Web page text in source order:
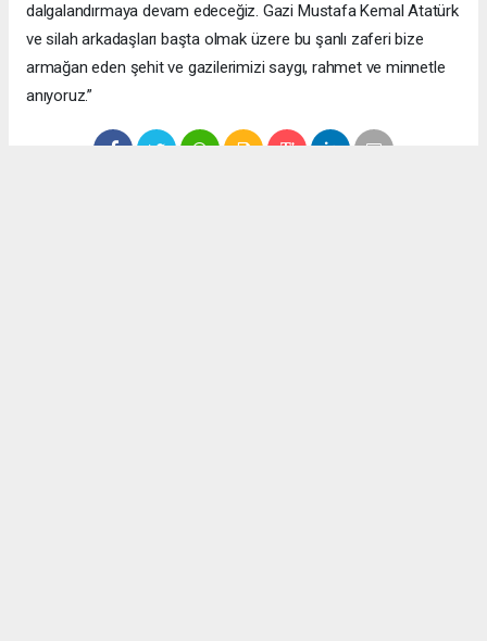
dalgalandırmaya devam edeceğiz. Gazi Mustafa Kemal Atatürk
ve silah arkadaşları başta olmak üzere bu şanlı zaferi bize
armağan eden şehit ve gazilerimizi saygı, rahmet ve minnetle
anıyoruz.”